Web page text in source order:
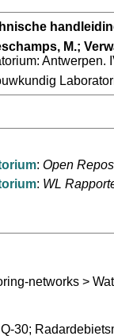
M.;
Antwerpen.
: Open
: WL
networks >
30;